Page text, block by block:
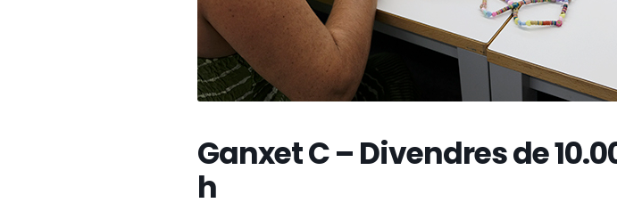
Ganxet C – Divendres de
h